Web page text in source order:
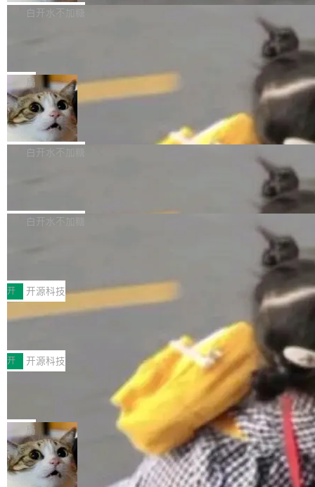
部搭载骁龙8 Elite Gen5 for Galaxy，它们本该
mits」——软件是在 commit 之间写出来的。git
是把这段空隙补上。 回退到任何一次编辑：Delt
aDB 捕获 commit 之间的每一次操作，...
析）披露的最新分析与第二季度业绩报告，Spac
微软同期总资本开支的四成。 与亚马逊、Alpha
bet、微软以及 Meta 等传统科技巨头相比，Spa
ceXAI的资金消耗速度尤为引人瞩目。然而，支
撑庞大支出的资金来源却呈现出截然不同的面
貌。数据显示，微软和 Meta 主要依托充沛的经
白开水不加糖
一个在终端里运行的编程 agent；Muse Spark
1.2，驱动这个 agent 的新模型。一句话概括：
你可以用 curl -fsSL https://dev.meta.ai/install.
sh | bash 安装一个能在大项目里自动规划、写
代码、验证结果的 AI 终端工具。 据介绍，Muse
个主 agent 循环，外加一组后台 agent。这些后
局
美团开源 LoHoSearch，用知识图谱校
准 AI 能力认知
机器出题的前提，是让机器拥有全局视野。整个
构建流程可以分为四个环节：建图 → 控制难度
白开水不加糖
库，并将作为transport接入Mooncake TENT。
MPComm将作为一种传输引擎接入Mooncake T
ENT，实现零拷贝传输性能提升30%、非零拷贝
传输性能最高提升5倍。UCL-MPComm底层基
于自研UCL-Engine通信引擎，后续腾讯网平将
持续开源更多基于UCL-Engine的高性能通信组
件。 腾讯网平团队在UCL-MPComm中实现了一
个独立于业务线程的全局通信引擎（Engine），
白开水不加糖
型案例入选名单》，深信服“面向企业研发场景的
开源 AI 编程平台 CoStrict 应用”凭借卓越的技术
创新与落地成效成功入选。 全链路私有化部署，
助力企业AI研发安全落地 当前，越来越多企业已
经开始引入 AI Coding 工具，通过调用公有云模
型或企业内部部署模型提升研发效率。但随着 AI
Coding 从个人辅助工具逐步走向团队级、组织
级应用，企业在规模化落地过程中，对安全性、
可控性和代码质量提出了更高要求。 首先是数据
安全与合规要求。对于大多数普通研发场景，公
有云模型能够满足快速试用和效率提升的需求。
但对于金融、能源、医疗等对数据安全要求较...
开 开源科技
深信服AI算力网关入选工信部人工智能
前不久，工业和信息化部正式发布《2025年人工
智能应用典型案例名单》，集中展示人工智能在
各领域的应用成果，覆盖技术底座、行业赋能、
产品应用、支撑保障、专题等五大方向。深信服
AI算力网关（AI创新平台）成功入选！ 随着各行
各业的Agent走向规模化建设，算力构成形态逐
渐丰富，用户关注的重点也在发生变化：不只是
让AI用起来，还要进一步看清混合算力时代下，
Token花在哪里、算力是否被充分利用，以及持
开 开源科技
Jeff Dean 离开 Google：一个时代的结
束，一个实验室的开始
Google 员工编号 20。MapReduce 作者之一。
Bigtable 作者之一。TensorFlow 的作者之一。
Gemini 的架构师。Google 首席科学家。 Jeff D
ean 在 Google 工作了 27 年后，宣布离职。 他
不是一个人走。一同离开的还有 Sanjay Ghema
局
🔥 SolonCode v2026.8.4 发布：界面
字体可调、22 种语言、记忆搜索增强
打开终端就能上岗的全中文编码智能体，这一轮